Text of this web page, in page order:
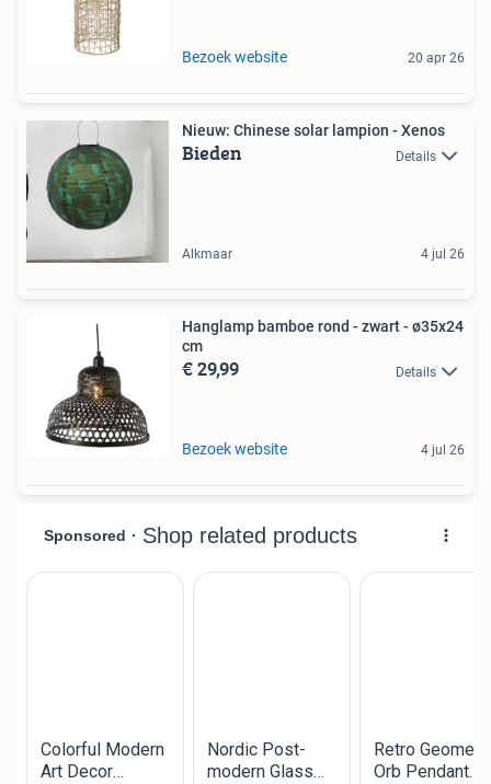
Bezoek website 20 apr 26
Nieuw: Chinese solar lampion - Xenos
Bieden Details
Alkmaar 4 jul 26
Hanglamp bamboe rond - zwart - ø35x24
cm
€ 29,99 Details
Bezoek website 4 jul 26